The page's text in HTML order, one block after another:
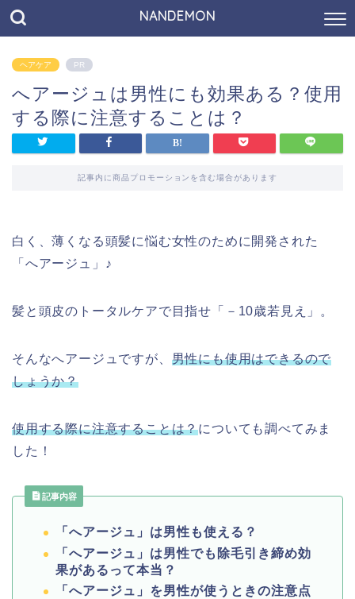
NANDEMON
ヘアケア PR
へアージュは男性にも効果ある？使用
する際に注意することは？
記事内に商品プロモーションを含む場合があります
白く、薄くなる頭髪に悩む女性のために開発された
「へアージュ」♪
髪と頭皮のトータルケアで目指せ「－10歳若見え」。
そんなへアージュですが、 男性にも使用はできるので
しょうか？
使用する際に注意することは？についても調べてみま
した！
記事内容
「へアージュ」は男性も使える？
「へアージュ」は男性でも除毛引き締め効
果があるって本当？
「へアージュ」を男性が使うときの注意点